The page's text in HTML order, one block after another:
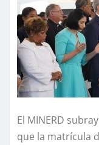
El MINERD
que la matrícula